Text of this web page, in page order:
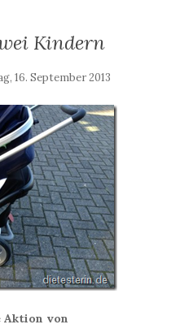
Kindern
16. September 2013
Aktion von